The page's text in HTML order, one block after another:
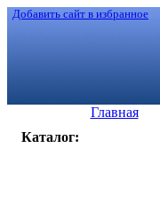
Добавить сайт в избранное
Главная
Каталог: